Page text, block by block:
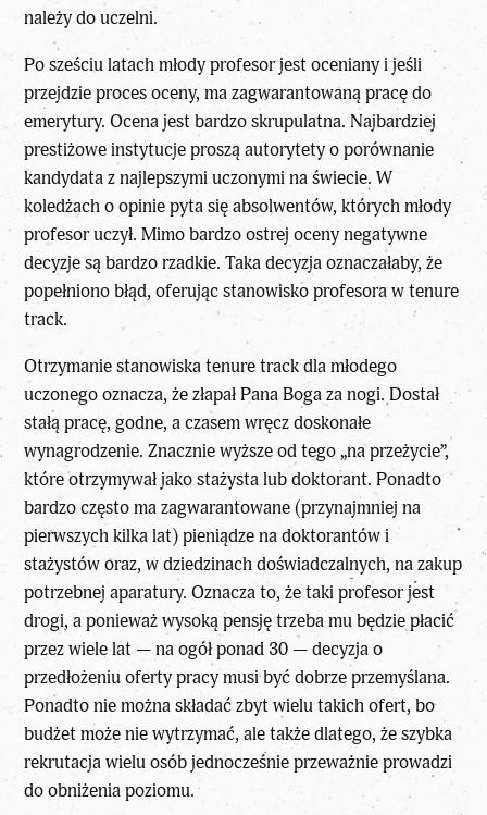
należy do uczelni.
Po sześciu latach młody profesor jest oceniany i jeśli
przejdzie proces oceny, ma zagwarantowaną pracę do
emerytury. Ocena jest bardzo skrupulatna. Najbardziej
prestiżowe instytucje proszą autorytety o porównanie
kandydata z najlepszymi uczonymi na świecie. W
koledżach o opinie pyta się absolwentów, których młody
profesor uczył. Mimo bardzo ostrej oceny negatywne
decyzje są bardzo rzadkie. Taka decyzja oznaczałaby, że
popełniono błąd, oferując stanowisko profesora w tenure
track.
Otrzymanie stanowiska tenure track dla młodego
uczonego oznacza, że złapał Pana Boga za nogi. Dostał
stałą pracę, godne, a czasem wręcz doskonałe
wynagrodzenie. Znacznie wyższe od tego „na przeżycie”,
które otrzymywał jako stażysta lub doktorant. Ponadto
bardzo często ma zagwarantowane (przynajmniej na
pierwszych kilka lat) pieniądze na doktorantów i
stażystów oraz, w dziedzinach doświadczalnych, na zakup
potrzebnej aparatury. Oznacza to, że taki profesor jest
drogi, a ponieważ wysoką pensję trzeba mu będzie płacić
przez wiele lat — na ogół ponad 30 — decyzja o
przedłożeniu oferty pracy musi być dobrze przemyślana.
Ponadto nie można składać zbyt wielu takich ofert, bo
budżet może nie wytrzymać, ale także dlatego, że szybka
rekrutacja wielu osób jednocześnie przeważnie prowadzi
do obniżenia poziomu.